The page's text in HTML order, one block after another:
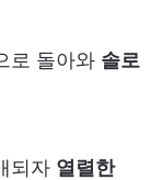
로 돌아와 솔로
되자 열렬한